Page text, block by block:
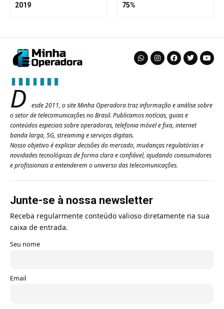
2019
75%
D
esde 2011, o site Minha Operadora traz informação e análise sobre
o setor de telecomunicações no Brasil. Publicamos notícias, guias e
conteúdos especiais sobre operadoras, telefonia móvel e fixa, internet
banda larga, 5G, streaming e serviços digitais.
Nosso objetivo é explicar decisões do mercado, mudanças regulatórias e
novidades tecnológicas de forma clara e confiável, ajudando consumidores
e profissionais a entenderem o universo das telecomunicações.
Junte-se à nossa newsletter
Receba regularmente conteúdo valioso diretamente na sua
caixa de entrada.
Seu nome
Email